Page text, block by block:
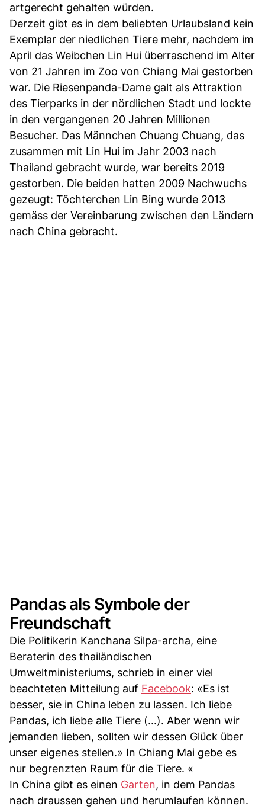
artgerecht gehalten würden.
Derzeit gibt es in dem beliebten Urlaubsland kein
Exemplar der niedlichen Tiere mehr, nachdem im
April das Weibchen Lin Hui überraschend im Alter
von 21 Jahren im Zoo von Chiang Mai gestorben
war. Die Riesenpanda-Dame galt als Attraktion
des Tierparks in der nördlichen Stadt und lockte
in den vergangenen 20 Jahren Millionen
Besucher. Das Männchen Chuang Chuang, das
zusammen mit Lin Hui im Jahr 2003 nach
Thailand gebracht wurde, war bereits 2019
gestorben. Die beiden hatten 2009 Nachwuchs
gezeugt: Töchterchen Lin Bing wurde 2013
gemäss der Vereinbarung zwischen den Ländern
nach China gebracht.
Pandas als Symbole der
Freundschaft
Die Politikerin Kanchana Silpa-archa, eine
Beraterin des thailändischen
Umweltministeriums, schrieb in einer viel
beachteten Mitteilung auf Facebook: «Es ist
besser, sie in China leben zu lassen. Ich liebe
Pandas, ich liebe alle Tiere (...). Aber wenn wir
jemanden lieben, sollten wir dessen Glück über
unser eigenes stellen.» In Chiang Mai gebe es
nur begrenzten Raum für die Tiere. «
In China gibt es einen Garten, in dem Pandas
nach draussen gehen und herumlaufen können.